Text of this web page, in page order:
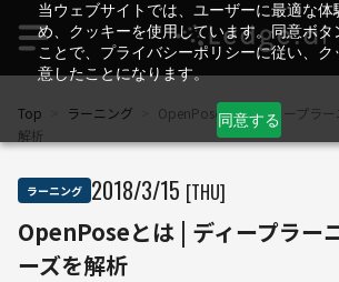
当ウェブサイトでは、ユーザーに最適な体
め、クッキーを使用しています。同意ボタ
ことで、プライバシーポリシーに従い、ク
意したことになります。
同意する
Top ラーニング
OpenPoseとは | ディープラ
解析
ラーニング 2018/3/15 [THU]
OpenPoseとは | ディープラー
ーズを解析